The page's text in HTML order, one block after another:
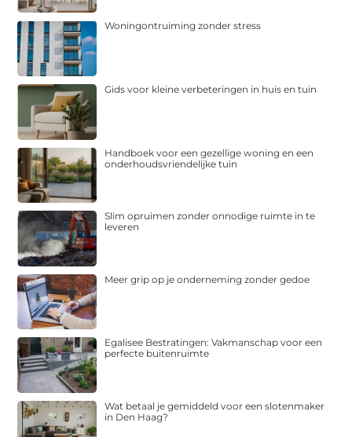
Woningontruiming zonder stress
Gids voor kleine verbeteringen in huis en tuin
Handboek voor een gezellige woning en een
onderhoudsvriendelijke tuin
Slim opruimen zonder onnodige ruimte in te
leveren
Meer grip op je onderneming zonder gedoe
Egalisee Bestratingen: Vakmanschap voor een
perfecte buitenruimte
Wat betaal je gemiddeld voor een slotenmaker
in Den Haag?